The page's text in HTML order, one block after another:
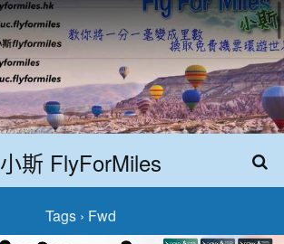
小斯 FlyForMiles
Tags › Fwd